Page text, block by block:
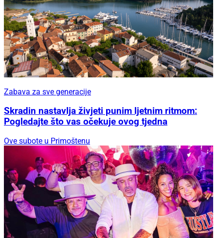
Zabava za sve generacije
Skradin nastavlja živjeti punim ljetnim ritmom:
Pogledajte što vas očekuje ovog tjedna
Ove subote u Primoštenu